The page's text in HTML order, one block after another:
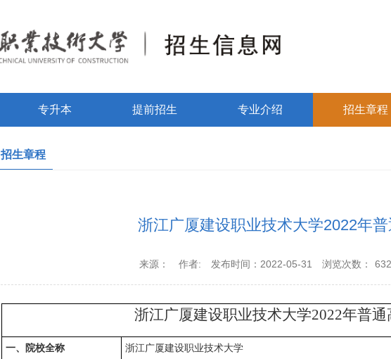
专升本 提前招生 专业介绍 招生章程
招生章程
浙江广厦建设职业技术大学2022年
来源： 作者: 发布时间：2022-05-31 浏览次数：
浙江广厦建设职业技术大学2022年普
一、院校全称 浙江广厦建设职业技术大学